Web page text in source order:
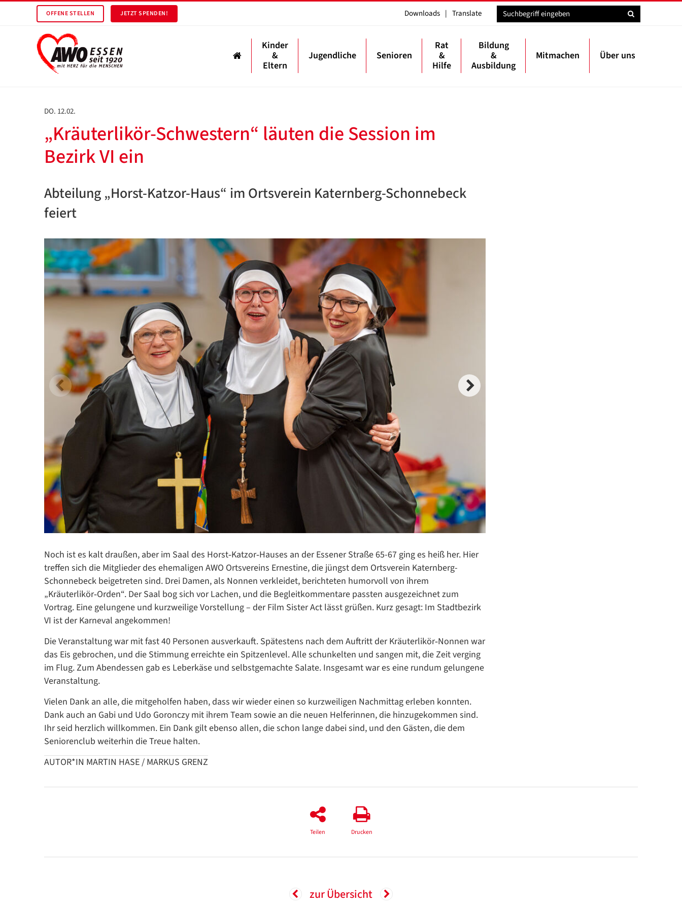
OFFENE STELLEN JETZT SPENDEN! Downloads | Translate
Kinder
&
Eltern
Jugendliche Senioren
Rat
&
Hilfe
Bildung
&
Ausbildung
Mitmachen Über uns
DO. 12.02.
„Kräuterlikör-Schwestern“ läuten die Session im
Bezirk VI ein
Abteilung „Horst-Katzor-Haus“ im Ortsverein Katernberg-Schonnebeck
feiert
Noch ist es kalt draußen, aber im Saal des Horst‑Katzor‑Hauses an der Essener Straße 65-67 ging es heiß her. Hier
treffen sich die Mitglieder des ehemaligen AWO Ortsvereins Ernestine, die jüngst dem Ortsverein Katernberg-
Schonnebeck beigetreten sind. Drei Damen, als Nonnen verkleidet, berichteten humorvoll von ihrem
„Kräuterlikör‑Orden“. Der Saal bog sich vor Lachen, und die Begleitkommentare passten ausgezeichnet zum
Vortrag. Eine gelungene und kurzweilige Vorstellung – der Film Sister Act lässt grüßen. Kurz gesagt: Im Stadtbezirk
VI ist der Karneval angekommen!
Die Veranstaltung war mit fast 40 Personen ausverkauft. Spätestens nach dem Auftritt der Kräuterlikör‑Nonnen war
das Eis gebrochen, und die Stimmung erreichte ein Spitzenlevel. Alle schunkelten und sangen mit, die Zeit verging
im Flug. Zum Abendessen gab es Leberkäse und selbstgemachte Salate. Insgesamt war es eine rundum gelungene
Veranstaltung.
Vielen Dank an alle, die mitgeholfen haben, dass wir wieder einen so kurzweiligen Nachmittag erleben konnten.
Dank auch an Gabi und Udo Goronczy mit ihrem Team sowie an die neuen Helferinnen, die hinzugekommen sind.
Ihr seid herzlich willkommen. Ein Dank gilt ebenso allen, die schon lange dabei sind, und den Gästen, die dem
Seniorenclub weiterhin die Treue halten.
AUTOR*IN MARTIN HASE / MARKUS GRENZ
Teilen Drucken
zur Übersicht
Datenschutzerklärung
ZURÜCK
Datenschutzerklärung
Google Datenschutzerklärung
/
Translate